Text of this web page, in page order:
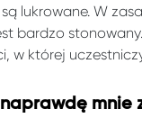
są lukrowane. W
bardzo
w której
mnie